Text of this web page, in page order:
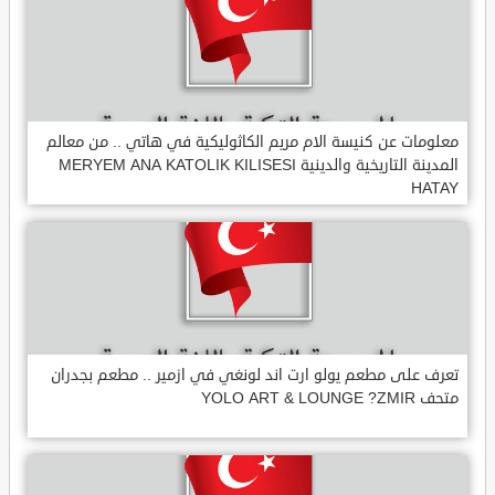
معلومات عن كنيسة الام مريم الكاثوليكية في هاتي .. من معالم
المدينة التاريخية والدينية MERYEM ANA KATOLIK KILISESI
HATAY
تعرف على مطعم يولو ارت اند لونغي في ازمير .. مطعم بجدران
متحف YOLO ART & LOUNGE ?ZMIR